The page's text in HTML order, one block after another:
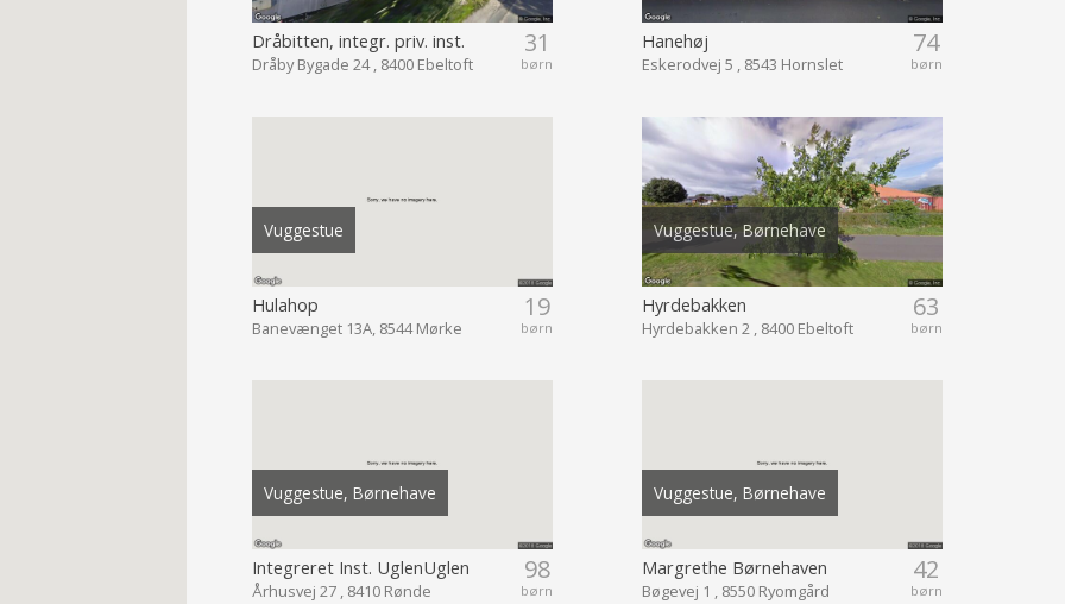
31
børn
Dråbitten, integr. priv. inst.
Dråby Bygade 24 , 8400 Ebeltoft
74
børn
Hanehøj
Eskerodvej 5 , 8543 Hornslet
Vuggestue
19
børn
Hulahop
Banevænget 13A, 8544 Mørke
Vuggestue, Børnehave
63
børn
Hyrdebakken
Hyrdebakken 2 , 8400 Ebeltoft
Vuggestue, Børnehave
98
børn
Integreret Inst. UglenUglen
Århusvej 27 , 8410 Rønde
Vuggestue, Børnehave
42
børn
Margrethe Børnehaven
Bøgevej 1 , 8550 Ryomgård